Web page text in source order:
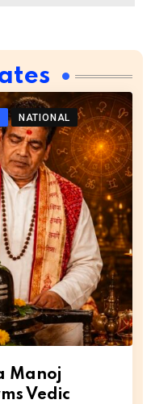
NATIONAL
Manoj
Vedic